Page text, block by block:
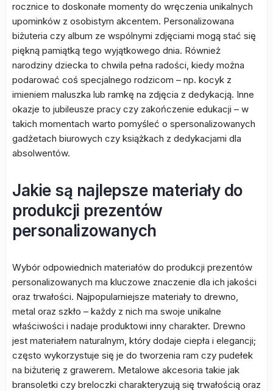
rocznice to doskonałe momenty do wręczenia unikalnych
upominków z osobistym akcentem. Personalizowana
biżuteria czy album ze wspólnymi zdjęciami mogą stać się
piękną pamiątką tego wyjątkowego dnia. Również
narodziny dziecka to chwila pełna radości, kiedy można
podarować coś specjalnego rodzicom – np. kocyk z
imieniem maluszka lub ramkę na zdjęcia z dedykacją. Inne
okazje to jubileusze pracy czy zakończenie edukacji – w
takich momentach warto pomyśleć o spersonalizowanych
gadżetach biurowych czy książkach z dedykacjami dla
absolwentów.
Jakie są najlepsze materiały do
produkcji prezentów
personalizowanych
Wybór odpowiednich materiałów do produkcji prezentów
personalizowanych ma kluczowe znaczenie dla ich jakości
oraz trwałości. Najpopularniejsze materiały to drewno,
metal oraz szkło – każdy z nich ma swoje unikalne
właściwości i nadaje produktowi inny charakter. Drewno
jest materiałem naturalnym, który dodaje ciepła i elegancji;
często wykorzystuje się je do tworzenia ram czy pudełek
na biżuterię z grawerem. Metalowe akcesoria takie jak
bransoletki czy breloczki charakteryzują się trwałością oraz